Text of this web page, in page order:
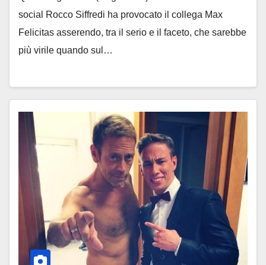
social Rocco Siffredi ha provocato il collega Max
Felicitas asserendo, tra il serio e il faceto, che sarebbe
più virile quando sul…